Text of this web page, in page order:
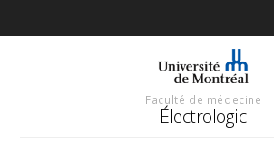
Faculté de médecine
Électrologic